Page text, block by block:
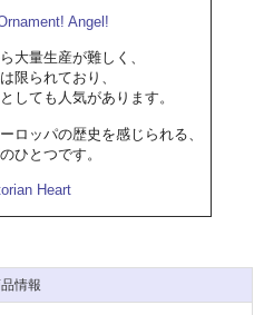
大量生産が難しく、
限られており、
しても人気があります。
ロッパの歴史を感じられる、
ひとつです。
情報